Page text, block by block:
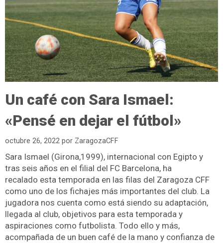
Un café con Sara Ismael:
«Pensé en dejar el fútbol»
octubre 26, 2022 por ZaragozaCFF
Sara Ismael (Girona,1999), internacional con Egipto y
tras seis años en el filial del FC Barcelona, ha
recalado esta temporada en las filas del Zaragoza CFF
como uno de los fichajes más importantes del club. La
jugadora nos cuenta como está siendo su adaptación,
llegada al club, objetivos para esta temporada y
aspiraciones como futbolista. Todo ello y más,
acompañada de un buen café de la mano y confianza de